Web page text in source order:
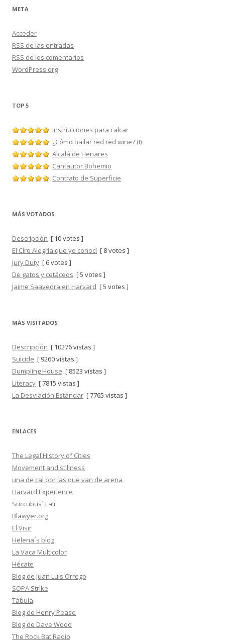
META
Acceder
RSS de las entradas
RSS de los comentarios
WordPress.org
TOP 5
Instrucciones para calcar
¿Cómo bailar red red wine? (I)
Alcalá de Henares
Cantautor Bohemio
Contrato de Superficie
MÁS VOTADOS
Descripción [ 10 votes ]
El Ciro Alegría que yo conocí [ 8 votes ]
Jury Duty [ 6 votes ]
De gatos y cetáceos [ 5 votes ]
Jaime Saavedra en Harvard [ 5 votes ]
MÁS VISITADOS
Descripción [ 10276 vistas ]
Suicide [ 9260 vistas ]
Dumpling House [ 8523 vistas ]
Literacy [ 7815 vistas ]
La Desviación Estándar [ 7765 vistas ]
ENLACES
The Legal History of Cities
Movement and stillness
una de cal por las que van de arena
Harvard Experience
Succubus´ Lair
Blawyer.org
El Visir
Helena´s blog
La Vaca Multicolor
Hécate
Blog de Juan Luis Orrego
SOPA Strike
Tábula
Blog de Henry Pease
Blog de Dave Wood
The Rock Bat Radio